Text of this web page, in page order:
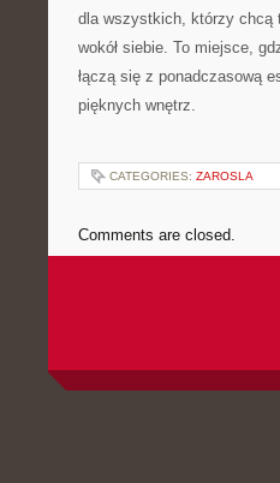
dla wszystkich, którzy chcą
wokół siebie. To miejsce,
łączą się z ponadczasową
pięknych wnętrz.
CATEGORIES: ZAROSLA
Comments are closed.